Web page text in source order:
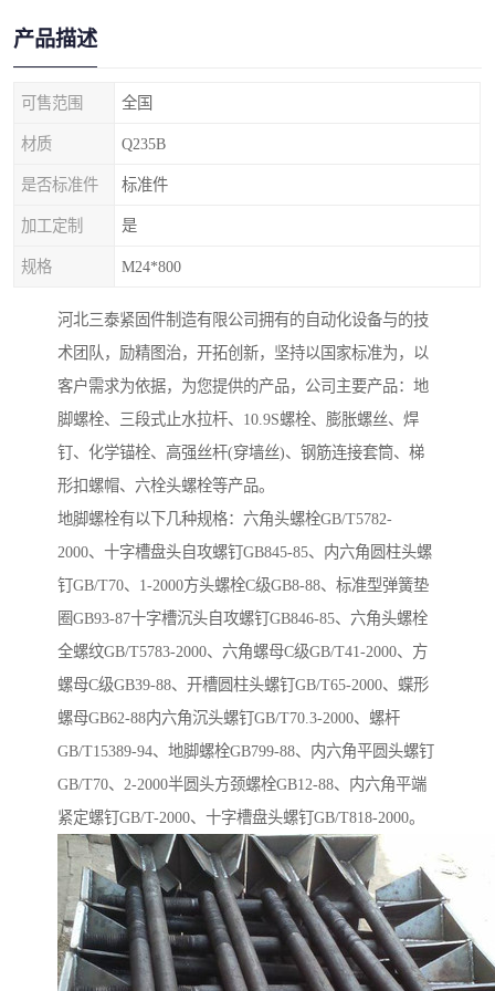
产品描述
可售范围 全国
材质 Q235B
是否标准件 标准件
加工定制 是
规格 M24*800
河北三泰紧固件制造有限公司拥有的自动化设备与的技
术团队，励精图治，开拓创新，坚持以国家标准为，以
客户需求为依据，为您提供的产品，公司主要产品：地
脚螺栓、三段式止水拉杆、10.9S螺栓、膨胀螺丝、焊
钉、化学锚栓、高强丝杆(穿墙丝)、钢筋连接套筒、梯
形扣螺帽、六栓头螺栓等产品。
地脚螺栓有以下几种规格：六角头螺栓GB/T5782-
2000、十字槽盘头自攻螺钉GB845-85、内六角圆柱头螺
钉GB/T70、1-2000方头螺栓C级GB8-88、标准型弹簧垫
圈GB93-87十字槽沉头自攻螺钉GB846-85、六角头螺栓
全螺纹GB/T5783-2000、六角螺母C级GB/T41-2000、方
螺母C级GB39-88、开槽圆柱头螺钉GB/T65-2000、蝶形
螺母GB62-88内六角沉头螺钉GB/T70.3-2000、螺杆
GB/T15389-94、地脚螺栓GB799-88、内六角平圆头螺钉
GB/T70、2-2000半圆头方颈螺栓GB12-88、内六角平端
紧定螺钉GB/T-2000、十字槽盘头螺钉GB/T818-2000。